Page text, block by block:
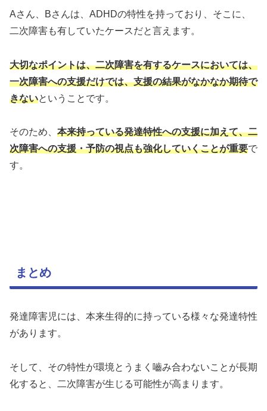
Aさん、Bさんは、ADHDの特性を持っており、そこに、
二次障害も有していたケースだと言えます。
大切なポイントは、二次障害を有するケースにおいては、
一次障害への支援だけでは、支援の結果がなかなか期待で
きないということです。
そのため、 本来持っている発達特性への支援に加えて、二
次障害への支援・予防の視点も強化していくことが重要で
す。
まとめ
発達障害児には、本来生得的に持っている様々な発達特性
があります。
そして、その特性が環境とうまく嚙み合わないことが長期
化すると、二次障害が生じる可能性が高まります。